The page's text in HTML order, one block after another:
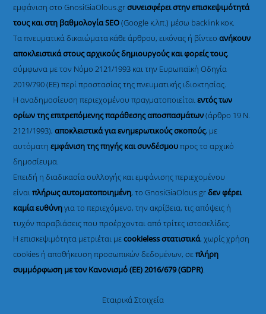
εμφάνιση στο GnosiGiaOlous.grσυνεισφέρει στην επισκεψιμότητά
τους και στη βαθμολογία SEO(Google κ.λπ.) μέσω backlink κοκ.
Τα πνευματικά δικαιώματα κάθε άρθρου, εικόνας ή βίντεοανήκουν
αποκλειστικά στους αρχικούς δημιουργούς και φορείς τους,
σύμφωνα με τον Νόμο 2121/1993 και την Ευρωπαϊκή Οδηγία
2019/790 (ΕΕ) περί προστασίας της πνευματικής ιδιοκτησίας.
Η αναδημοσίευση περιεχομένου πραγματοποιείταιεντός των
ορίων της επιτρεπόμενης παράθεσης αποσπασμάτων(άρθρο 19 Ν.
2121/1993), αποκλειστικά για ενημερωτικούς σκοπούς, με
αυτόματηεμφάνιση της πηγής και συνδέσμουπρος το αρχικό
δημοσίευμα.
Επειδή η διαδικασία συλλογής και εμφάνισης περιεχομένου
είναιπλήρως αυτοματοποιημένη, το GnosiGiaOlous.grδεν φέρει
καμία ευθύνηγια το περιεχόμενο, την ακρίβεια, τις απόψεις ή
τυχόν παραβιάσεις που προέρχονται από τρίτες ιστοσελίδες.
Η επισκεψιμότητα μετριέται μεcookieless στατιστικά, χωρίς χρήση
cookies ή αποθήκευση προσωπικών δεδομένων, σεπλήρη
συμμόρφωση με τον Κανονισμό (ΕΕ) 2016/679 (GDPR).
Εταιρικά Στοιχεία